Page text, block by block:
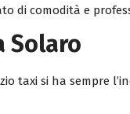
di comodità e
Solaro
taxi si ha sempre